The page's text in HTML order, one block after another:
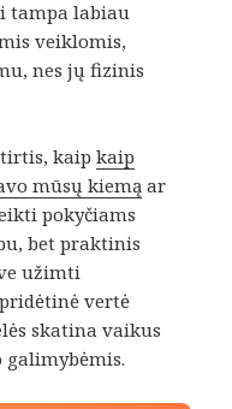
tampa labiau
veiklomis,
nes jų fizinis
kaipkaip
mūsų kiemą ar
pokyčiams
bet praktinis
užimti
vertė
skatina vaikus